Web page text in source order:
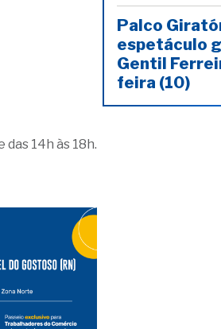
das 14h às 18h.
Palco
espetáculo
Gentil
feira (10)